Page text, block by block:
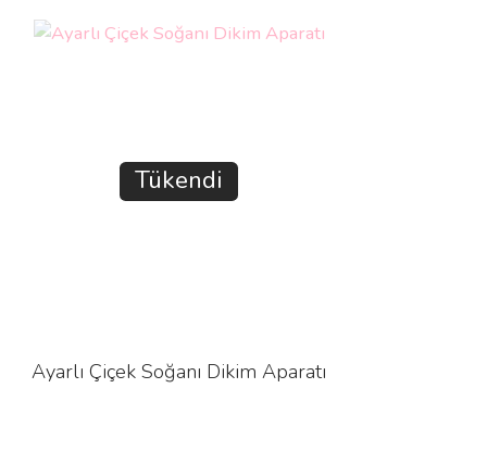
Tükendi
Ayarlı Çiçek Soğanı Dikim Aparatı